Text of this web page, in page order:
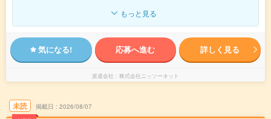
もっと見る
気になる! 応募へ進む 詳しく見る
派遣会社 株式会社ニッソーネット
未読 掲載日 2026/08/07